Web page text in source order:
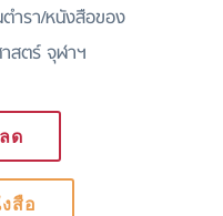
ำรา/หนังสือของ
สตร์ จุฬาฯ
ด
สือ